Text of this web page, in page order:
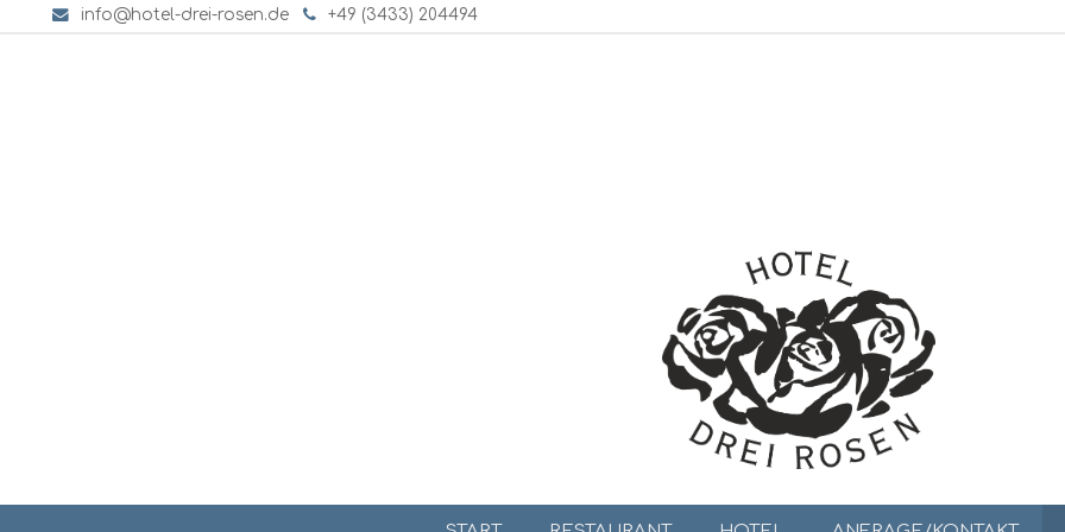
info@hotel-drei-rosen.de +49 (3433) 204494